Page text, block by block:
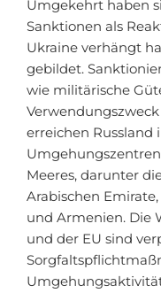
Umgekehrt haben
Sanktionen als
Ukraine verhängt
gebildet.
wie militärische
erreichen
Meeres, darunter
Arabischen
und Armenien. Die
und der EU sind